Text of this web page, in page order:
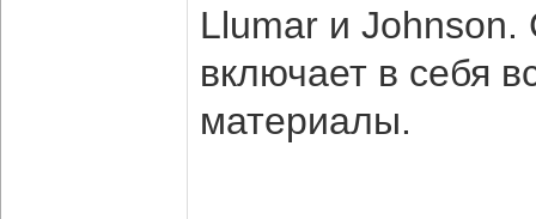
Llumar и Johnson.
включает в себя
материалы.